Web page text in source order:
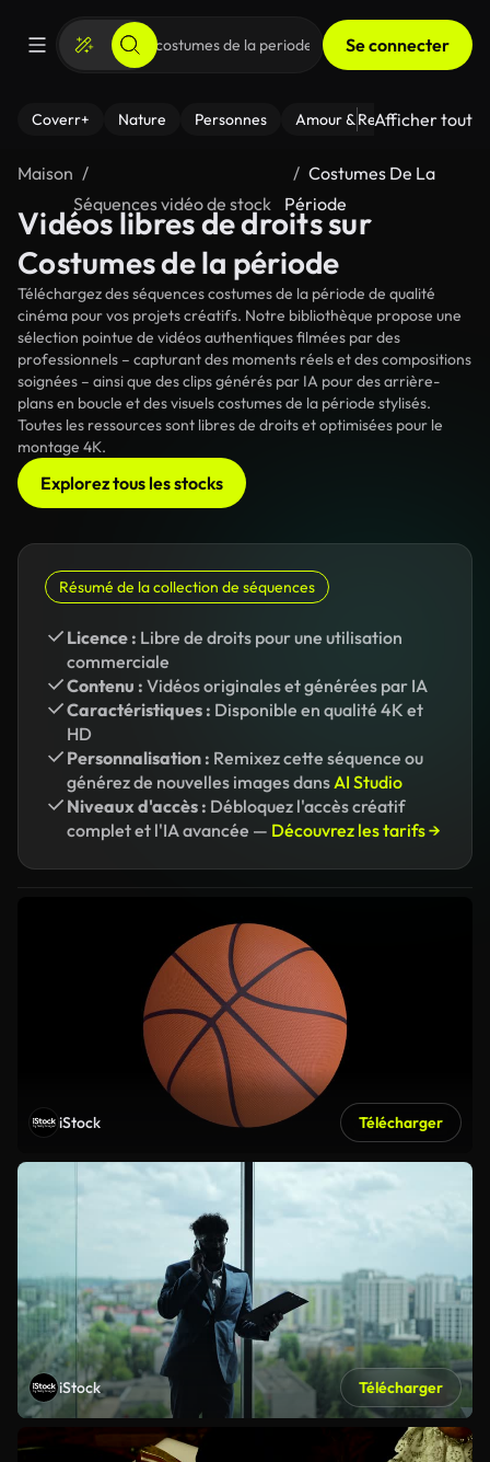
Se connecter
Coverr+ Nature Personnes Amour & Relations Le
Afficher tout
Maison
Séquences vidéo de stock
Costumes De La
Période
Vidéos libres de droits sur
Costumes de la période
Téléchargez des séquences costumes de la période de qualité
cinéma pour vos projets créatifs. Notre bibliothèque propose une
sélection pointue de vidéos authentiques filmées par des
professionnels – capturant des moments réels et des compositions
soignées – ainsi que des clips générés par IA pour des arrière-
plans en boucle et des visuels costumes de la période stylisés.
Toutes les ressources sont libres de droits et optimisées pour le
montage 4K.
Explorez tous les stocks
Résumé de la collection de séquences
Licence : Libre de droits pour une utilisation
commerciale
Contenu : Vidéos originales et générées par IA
Caractéristiques : Disponible en qualité 4K et
HD
Personnalisation : Remixez cette séquence ou
générez de nouvelles images dansAI Studio
Niveaux d'accès : Débloquez l'accès créatif
complet et l'IA avancée — Découvrez les tarifs →
iStock Télécharger
iStock Télécharger